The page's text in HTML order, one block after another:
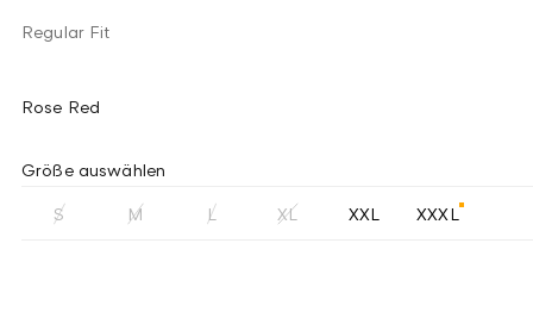
Regular Fit
Rose Red
Größe auswählen
S M L XL XXL XXXL